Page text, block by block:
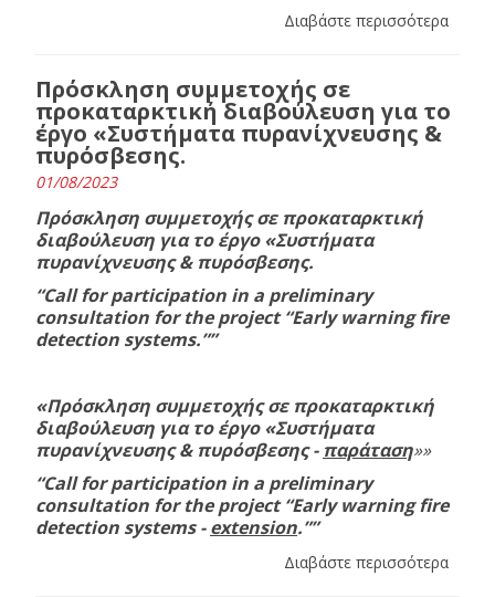
Διαβάστε περισσότερα
Πρόσκληση συμμετοχής σε
προκαταρκτική διαβούλευση για το
έργο «Συστήματα πυρανίχνευσης &
πυρόσβεσης.
01/08/2023
Πρόσκληση συμμετοχής σε προκαταρκτική
διαβούλευση για το έργο «Συστήματα
πυρανίχνευσης & πυρόσβεσης.
“Call for participation in a preliminary
consultation for the project “Early warning fire
detection systems.””
«Πρόσκληση συμμετοχής σε προκαταρκτική
διαβούλευση για το έργο «Συστήματα
πυρανίχνευσης & πυρόσβεσης - παράταση»»
“Call for participation in a preliminary
consultation for the project “Early warning fire
detection systems -extension.””
Διαβάστε περισσότερα